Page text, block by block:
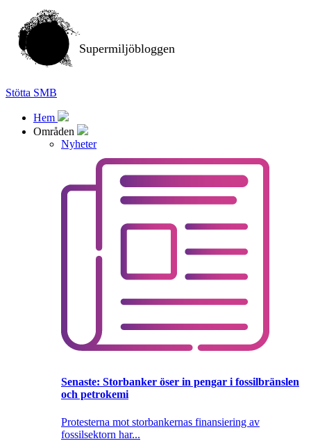
Supermiljöbloggen
Stötta SMB
Hem
Områden
Nyheter
Senaste: Storbanker öser in pengar i fossilbränslen
och petrokemi
Protesterna mot storbankernas finansiering av
fossilsektorn har...